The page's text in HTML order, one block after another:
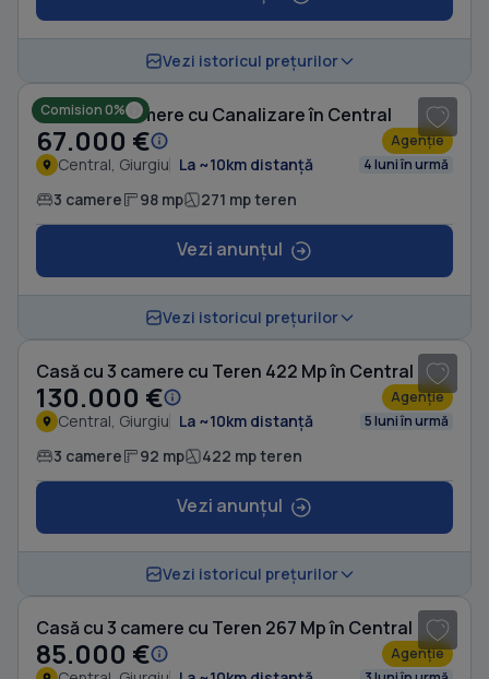
Vezi istoricul prețurilor
Comision 0%
Casă cu 3 camere cu Canalizare în Central
67.000 € Agenție
Central, Giurgiu La ~10km distanță 4 luni în urmă
3 camere 98 mp 271 mp teren
Vezi anunțul
Vezi istoricul prețurilor
Casă cu 3 camere cu Teren 422 Mp în Central
130.000 € Agenție
Central, Giurgiu La ~10km distanță 5 luni în urmă
3 camere 92 mp 422 mp teren
Vezi anunțul
Vezi istoricul prețurilor
Casă cu 3 camere cu Teren 267 Mp în Central
85.000 € Agenție